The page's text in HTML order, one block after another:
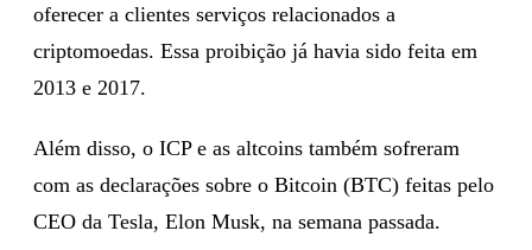
oferecer a clientes serviços relacionados a
criptomoedas. Essa proibição já havia sido feita em
2013 e 2017.
Além disso, o ICP e as altcoins também sofreram
com as declarações sobre o Bitcoin (BTC) feitas pelo
CEO da Tesla, Elon Musk, na semana passada.